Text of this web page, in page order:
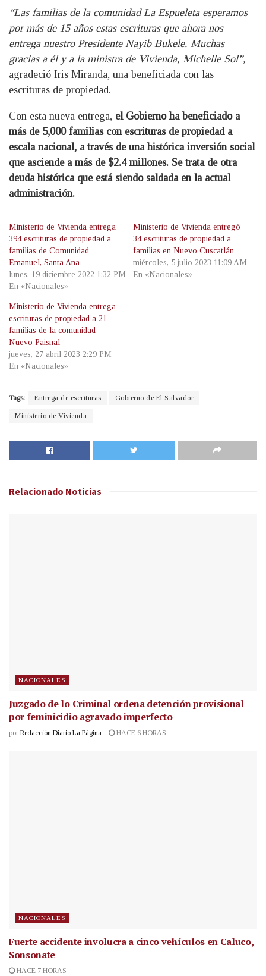
“Las familias de la comunidad La Espueleta esperamos
por más de 15 años estas escrituras que ahora nos
entrega nuestro Presidente Nayib Bukele. Muchas
gracias a él y a la ministra de Vivienda, Michelle Sol”,
agradeció Iris Miranda, una beneficiada con las
escrituras de propiedad.
Con esta nueva entrega, el Gobierno ha beneficiado a
más de 5,000 familias con escrituras de propiedad a
escala nacional, a través de una histórica inversión social
que asciende a más de $2.4 millones. Se trata de otra
deuda histórica que está siendo saldada en la actual
administración.
Ministerio de Vivienda entrega
394 escrituras de propiedad a
familias de Comunidad
Emanuel, Santa Ana
lunes, 19 diciembre 2022 1:32 PM
En «Nacionales»
Ministerio de Vivienda entregó
34 escrituras de propiedad a
familias en Nuevo Cuscatlán
miércoles, 5 julio 2023 11:09 AM
En «Nacionales»
Ministerio de Vivienda entrega
escrituras de propiedad a 21
familias de la comunidad
Nuevo Paisnal
jueves, 27 abril 2023 2:29 PM
En «Nacionales»
Tags: Entrega de escrituras Gobierno de El Salvador
Ministerio de Vivienda
Relacionado Noticias
NACIONALES
Juzgado de lo Criminal ordena detención provisional
por feminicidio agravado imperfecto
por Redacción Diario La Página HACE 6 HORAS
NACIONALES
Fuerte accidente involucra a cinco vehículos en Caluco,
Sonsonate
HACE 7 HORAS